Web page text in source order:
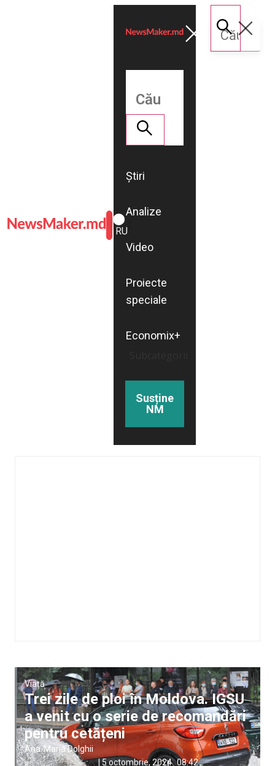
ROMÂNĂ
RU
Știri
Analize
Video
Proiecte
speciale
Economix+
Susține
NM
Viață
Trei zile de ploi în Moldova. IGSU
a venit cu o serie de recomandări
pentru cetățeni
Ana-Maria Dolghii
,
|5 octombrie, 2024 08:42